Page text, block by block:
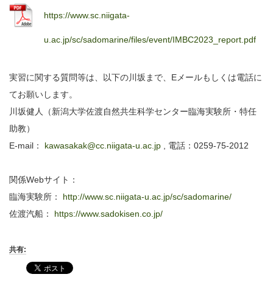
https://www.sc.niigata-
u.ac.jp/sc/sadomarine/files/event/IMBC2023_report.pdf
実習に関する質問等は、以下の川坂まで、Eメールもしくは電話に
てお願いします。
川坂健人（新潟大学佐渡自然共生科学センター臨海実験所・特任
助教）
E-mail： kawasakak@cc.niigata-u.ac.jp , 電話：0259-75-2012
関係Webサイト：
臨海実験所： http://www.sc.niigata-u.ac.jp/sc/sadomarine/
佐渡汽船： https://www.sadokisen.co.jp/
共有: